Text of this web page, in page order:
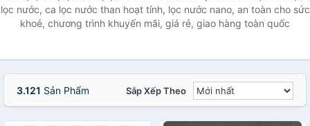
lọc nước, ca lọc nước than hoạt tính, lọc nước nano, an toàn cho sức
khoẻ, chương trình khuyến mãi, giá rẻ, giao hàng toàn quốc
3.121 Sản Phẩm Sắp Xếp Theo